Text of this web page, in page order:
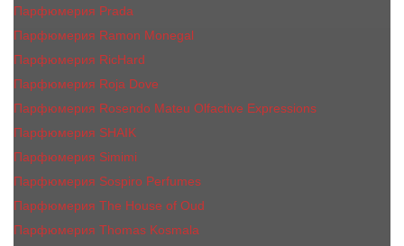
Парфюмерия Prada
Парфюмерия Ramon Monegal
Парфюмерия RicHard
Парфюмерия Roja Dove
Парфюмерия Rosendo Mateu Olfactive Expressions
Парфюмерия SHAIK
Парфюмерия Simimi
Парфюмерия Sospiro Perfumes
Парфюмерия The House of Oud
Парфюмерия Thomas Kosmala